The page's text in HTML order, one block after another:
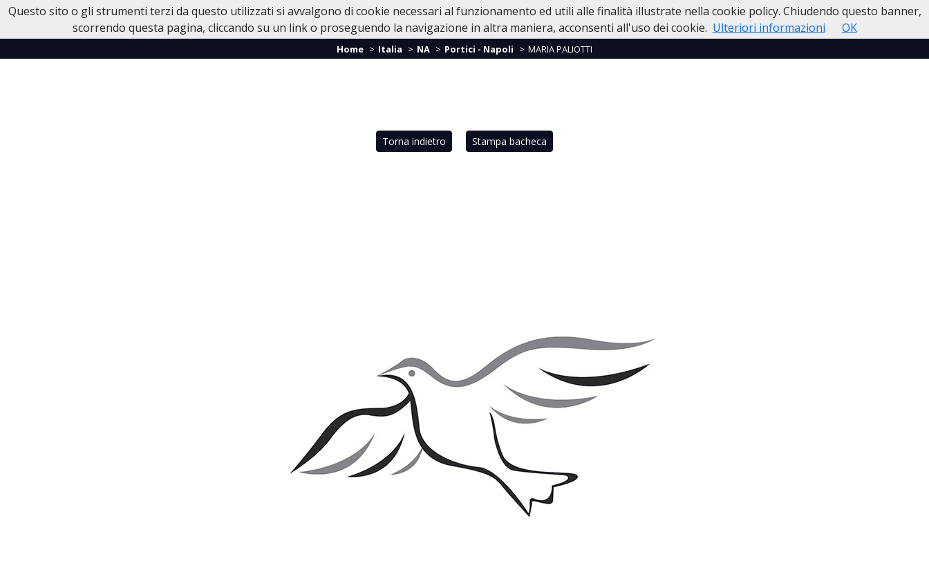
Necrologi Dell'Anno Home Casa Funeraria In Caso di Decesso Lutti Personaggi Pubblici Contatti
Home Italia NA Portici - Napoli MARIA PALIOTTI
Torna indietro Stampa bacheca
Questo sito o gli strumenti terzi da questo utilizzati si avvalgono di cookie necessari al funzionamento ed utili alle finalità illustrate nella cookie policy. Chiudendo questo banner,
scorrendo questa pagina, cliccando su un link o proseguendo la navigazione in altra maniera, acconsenti all'uso dei cookie. Ulteriori informazioni OK